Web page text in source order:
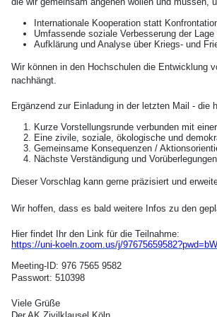
Internationale Kooperation statt
Umfassende soziale Verbesserung der
Aufklärung und Analyse über Kriegs- und
Wir können in den Hochschulen die Entwicklung
nachhängt.
Ergänzend zur Einladung in der letzten Mail - die
Kurze Vorstellungsrunde verbunden mit
Eine zivile, soziale, ökologische und
Gemeinsame Konsequenzen /
Nächste Verständigung und
Dieser Vorschlag kann gerne präzisiert und
Wir hoffen, dass es bald weitere Infos zu den
Hier findet Ihr den Link für die Teilnahme:
https://uni-koeln.zoom.us/j/
Meeting-ID: 976 7565 9582
Passwort: 510398
Viele Grüße